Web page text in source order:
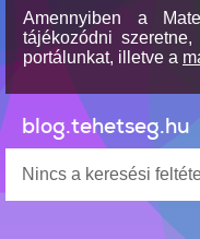
Amennyiben a
tájékozódni
portálunkat, illetve a
blog.tehetseg.hu
Nincs a keresési